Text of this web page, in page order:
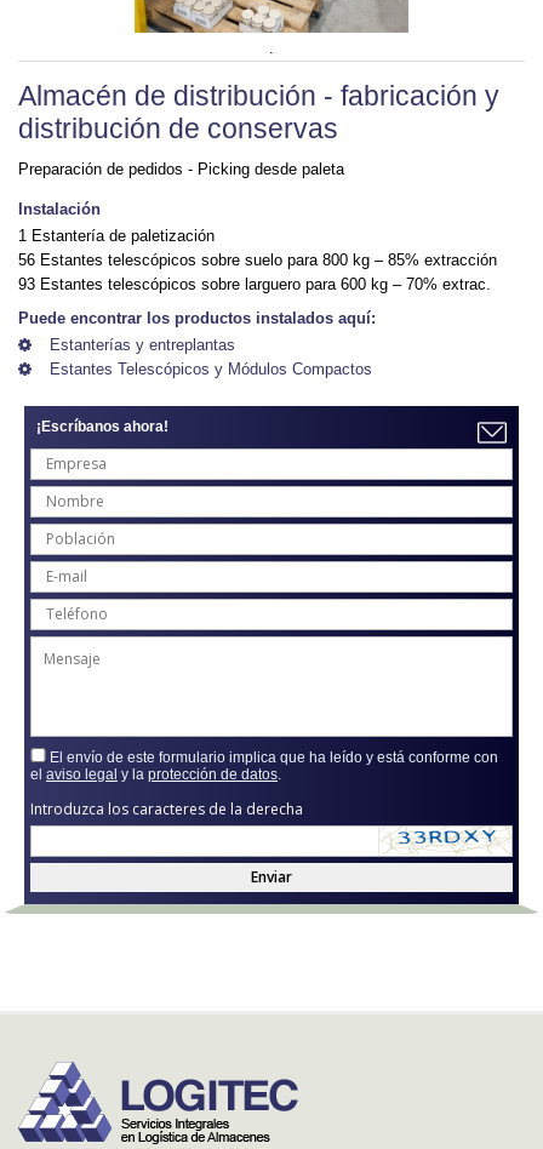
Almacén de distribución - fabricación y
distribución de conservas
Preparación de pedidos - Picking desde paleta
Instalación
1 Estantería de paletización
56 Estantes telescópicos sobre suelo para 800 kg – 85% extracción
93 Estantes telescópicos sobre larguero para 600 kg – 70% extrac.
Puede encontrar los productos instalados aquí:
Estanterías y entreplantas
Estantes Telescópicos y Módulos Compactos
¡Escríbanos ahora!
El envío de este formulario implica que ha leído y está conforme con
el aviso legal y la protección de datos
Introduzca los caracteres de la derecha
Enviar